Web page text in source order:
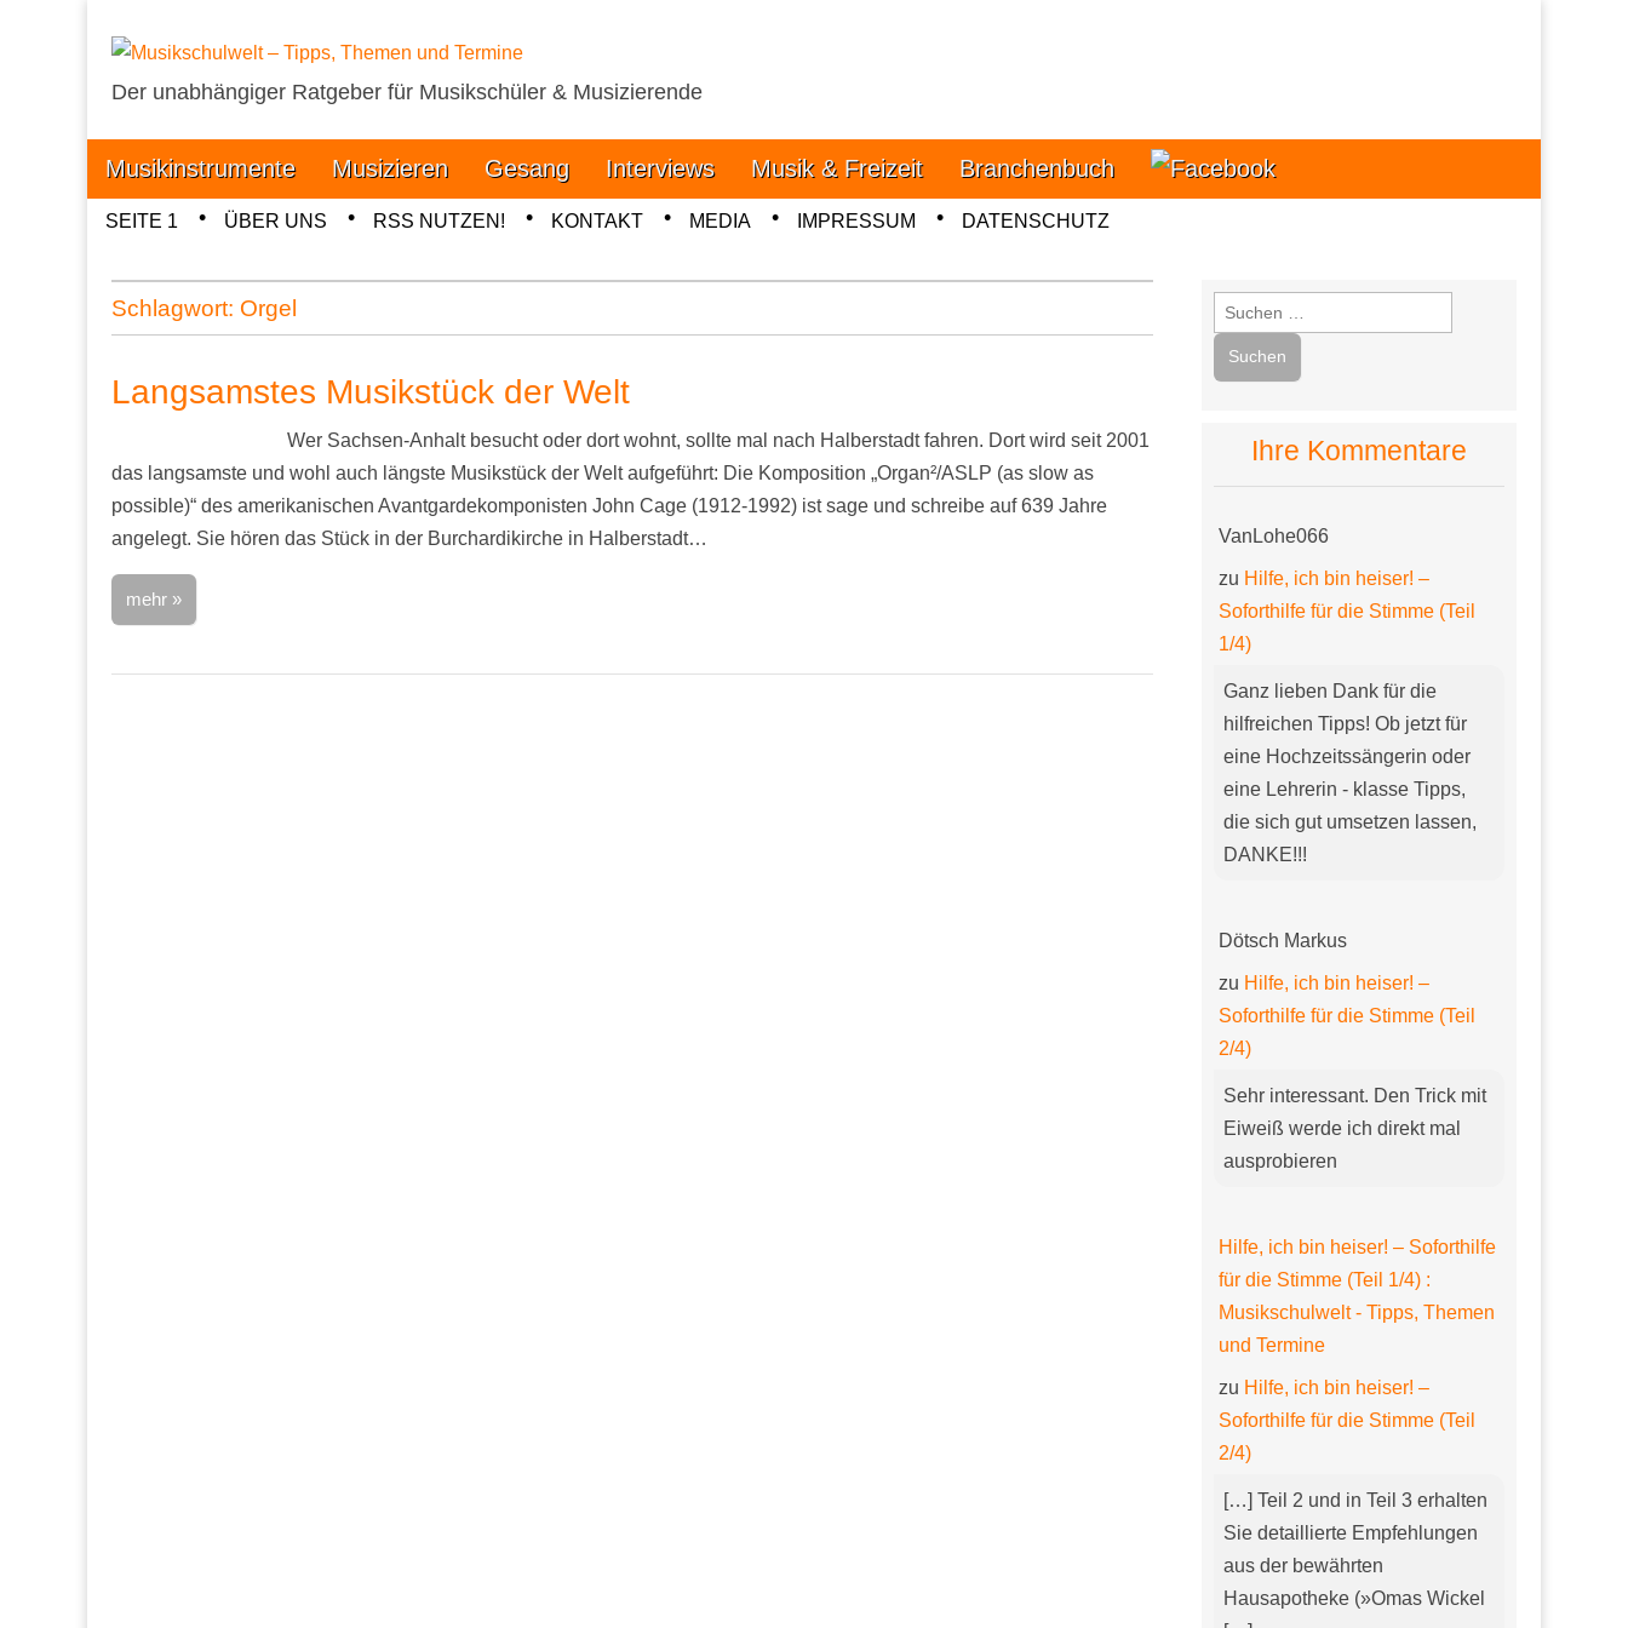
Musikschulwelt – Tipps, Themen und Termine
Der unabhängiger Ratgeber für Musikschüler & Musizierende
Main
menu
Skip
to
Musikinstrumente Musizieren Gesang Interviews Musik & Freizeit Branchenbuch
SubSEITE 1 ÜBER UNS RSS NUTZEN! KONTAKT MEDIA IMPRESSUM DATENSCHUTZ
Schlagwort: Orgel
Langsamstes Musikstück der Welt
Wer Sachsen-Anhalt besucht oder dort wohnt, sollte mal nach Halberstadt fahren. Dort wird seit 2001
das langsamste und wohl auch längste Musikstück der Welt aufgeführt: Die Komposition „Organ²/ASLP (as slow as
possible)“ des amerikanischen Avantgardekomponisten John Cage (1912-1992) ist sage und schreibe auf 639 Jahre
angelegt. Sie hören das Stück in der Burchardikirche in Halberstadt…
mehr »
Suchen
nach:
Ihre Kommentare
VanLohe066
zu Hilfe, ich bin heiser! –
Soforthilfe für die Stimme (Teil
1/4)
Ganz lieben Dank für die
hilfreichen Tipps! Ob jetzt für
eine Hochzeitssängerin oder
eine Lehrerin - klasse Tipps,
die sich gut umsetzen lassen,
DANKE!!!
Dötsch Markus
zu Hilfe, ich bin heiser! –
Soforthilfe für die Stimme (Teil
2/4)
Sehr interessant. Den Trick mit
Eiweiß werde ich direkt mal
ausprobieren
Hilfe, ich bin heiser! – Soforthilfe
für die Stimme (Teil 1/4) :
Musikschulwelt - Tipps, Themen
und Termine
zu Hilfe, ich bin heiser! –
Soforthilfe für die Stimme (Teil
2/4)
[…] Teil 2 und in Teil 3 erhalten
Sie detaillierte Empfehlungen
aus der bewährten
Hausapotheke (»Omas Wickel